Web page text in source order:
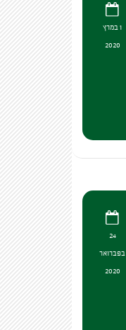
1 במרץ
2020
24
בפברואר
2020